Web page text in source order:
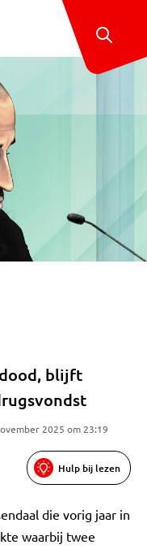
blijft
2025 om 23:19
Hulp bij lezen
die vorig jaar in
waarbij twee